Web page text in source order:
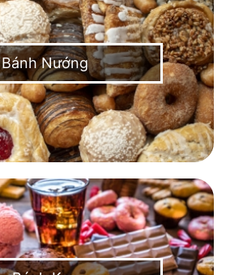
Bánh Nướng